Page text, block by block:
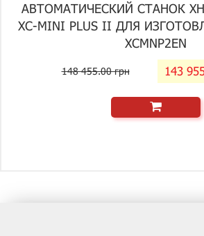
АВТОМАТИЧЕСКИЙ СТАНОК
XC-MINI PLUS II ДЛЯ
XCMNP2EN
148 455.00 грн 143